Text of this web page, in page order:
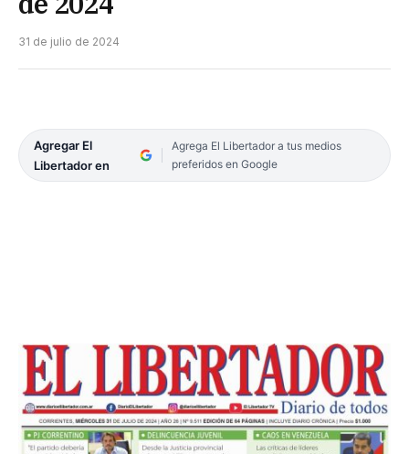
31 de julio de 2024
Agregar El
Libertador en
Agrega El Libertador a tus medios
preferidos en Google